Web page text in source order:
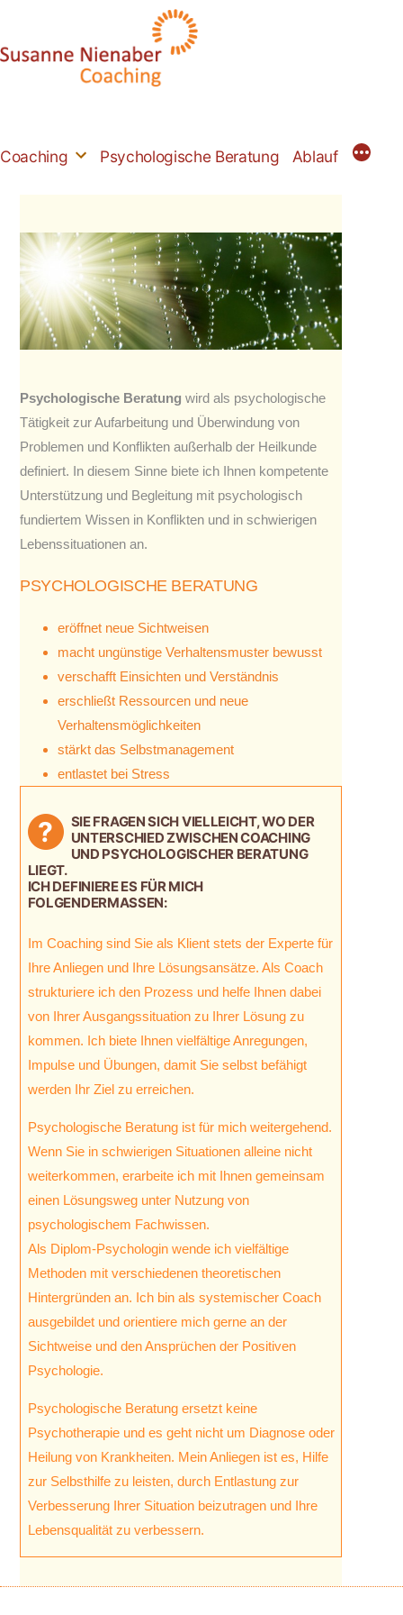
springen
Coaching Psychologische Beratung Ablauf
Psychologische Beratung wird als psychologische
Tätigkeit zur Aufarbeitung und Überwindung von
Problemen und Konflikten außerhalb der Heilkunde
definiert. In diesem Sinne biete ich Ihnen kompetente
Unterstützung und Begleitung mit psychologisch
fundiertem Wissen in Konflikten und in schwierigen
Lebenssituationen an.
PSYCHOLOGISCHE BERATUNG
eröffnet neue Sichtweisen
macht ungünstige Verhaltensmuster bewusst
verschafft Einsichten und Verständnis
erschließt Ressourcen und neue
Verhaltensmöglichkeiten
stärkt das Selbstmanagement
entlastet bei Stress
?
SIE FRAGEN SICH VIELLEICHT, WO DER
UNTERSCHIED ZWISCHEN COACHING
UND PSYCHOLOGISCHER BERATUNG
LIEGT.
ICH DEFINIERE ES FÜR MICH
FOLGENDERMASSEN:
Im Coaching sind Sie als Klient stets der Experte für
Ihre Anliegen und Ihre Lösungsansätze. Als Coach
strukturiere ich den Prozess und helfe Ihnen dabei
von Ihrer Ausgangssituation zu Ihrer Lösung zu
kommen. Ich biete Ihnen vielfältige Anregungen,
Impulse und Übungen, damit Sie selbst befähigt
werden Ihr Ziel zu erreichen.
Psychologische Beratung ist für mich weitergehend.
Wenn Sie in schwierigen Situationen alleine nicht
weiterkommen, erarbeite ich mit Ihnen gemeinsam
einen Lösungsweg unter Nutzung von
psychologischem Fachwissen.
Als Diplom-Psychologin wende ich vielfältige
Methoden mit verschiedenen theoretischen
Hintergründen an. Ich bin als systemischer Coach
ausgebildet und orientiere mich gerne an der
Sichtweise und den Ansprüchen der Positiven
Psychologie.
Psychologische Beratung ersetzt keine
Psychotherapie und es geht nicht um Diagnose oder
Heilung von Krankheiten. Mein Anliegen ist es, Hilfe
zur Selbsthilfe zu leisten, durch Entlastung zur
Verbesserung Ihrer Situation beizutragen und Ihre
Lebensqualität zu verbessern.